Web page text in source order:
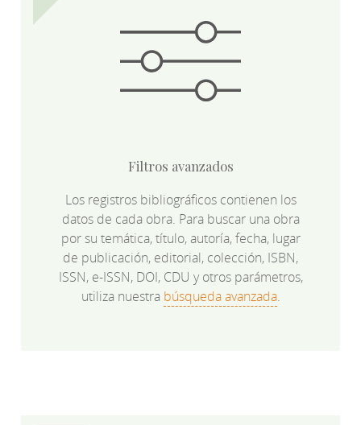
Filtros avanzados
Los registros bibliográficos contienen los
datos de cada obra. Para buscar una obra
por su temática, título, autoría, fecha, lugar
de publicación, editorial, colección, ISBN,
ISSN, e-ISSN, DOI, CDU y otros parámetros,
utiliza nuestra búsqueda avanzada.